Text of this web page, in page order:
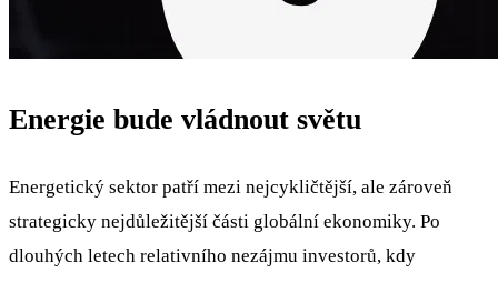
Energie bude vládnout světu
Energetický sektor patří mezi nejcykličtější, ale zároveň
strategicky nejdůležitější části globální ekonomiky. Po
dlouhých letech relativního nezájmu investorů, kdy